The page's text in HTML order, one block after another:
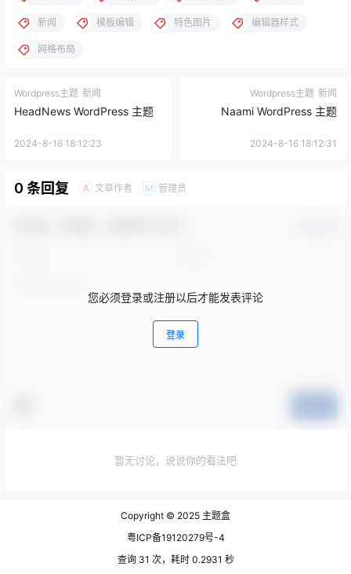
新闻 模板编辑 特色图片 编辑器样式
网格布局
Wordpress主题 新闻
HeadNews WordPress 主题
2024-8-16 18:12:23
Wordpress主题 新闻
Naami WordPress 主题
2024-8-16 18:12:31
0 条回复 A 文章作者 M 管理员
您必须登录或注册以后才能发表评论
登录
暂无讨论，说说你的看法吧
Copyright © 2025 主题盒
粤ICP备19120279号-4
查询 31 次，耗时 0.2931 秒